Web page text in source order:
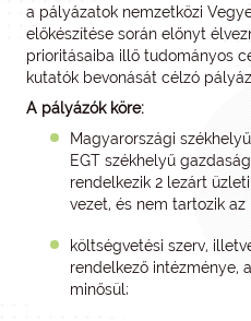
a pályázatok nemzetközi
előkészítése során előnyt
prioritásaiba illő tudományos
kutatók bevonását célzó
A pályázók köre:
Magyarországi
EGT székhelyű
rendelkezik 2 lezárt
vezet, és nem tartozik az
költségvetési szerv,
rendelkező intézménye,
minősül;